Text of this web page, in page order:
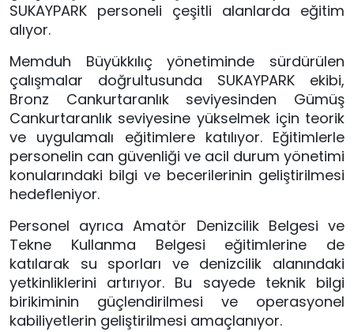
SUKAYPARK personeli çeşitli alanlarda eğitim
alıyor.
Memduh Büyükkılıçyönetiminde sürdürülen
çalışmalar doğrultusunda SUKAYPARK ekibi,
Bronz Cankurtaranlık seviyesinden Gümüş
Cankurtaranlık seviyesine yükselmek için teorik
ve uygulamalı eğitimlere katılıyor. Eğitimlerle
personelin can güvenliği ve acil durum yönetimi
konularındaki bilgi ve becerilerinin geliştirilmesi
hedefleniyor.
Personel ayrıca Amatör Denizcilik Belgesi ve
Tekne Kullanma Belgesi eğitimlerine de
katılarak su sporları ve denizcilik alanındaki
yetkinliklerini artırıyor. Bu sayede teknik bilgi
birikiminin güçlendirilmesi ve operasyonel
kabiliyetlerin geliştirilmesi amaçlanıyor.